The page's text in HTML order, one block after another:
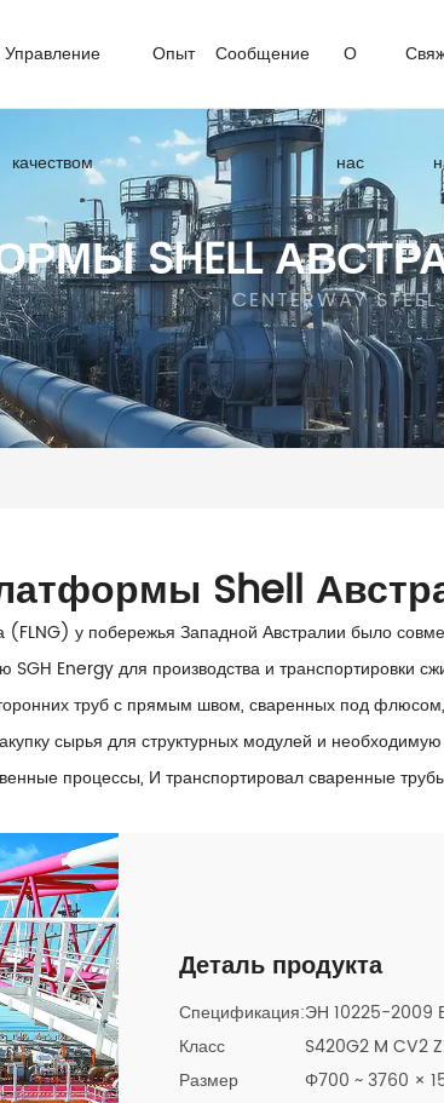
Управление
качеством
Опыт Сообщение О
нас
SHELL
CENTERWAY
Shell
у побережья Западной Австралии было
Energy для производства и транспортировки
труб с прямым швом, сваренных под
сырья для структурных модулей и необходимую
процессы, И транспортировал сваренные
Деталь продукта
Спецификация:ЭН 10225-2009
Класс
S420G2 M CV2
Размер
Φ700 ~ 3760 ×